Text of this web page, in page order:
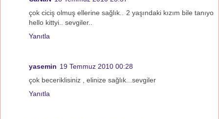
çok ciciş olmuş ellerine sağlık.. 2 yaşındaki kızım bile tanıyo
hello kittyi.. sevgiler..
Yanıtla
yasemin 19 Temmuz 2010 00:28
çok beceriklisiniz , elinize sağlık...sevgiler
Yanıtla